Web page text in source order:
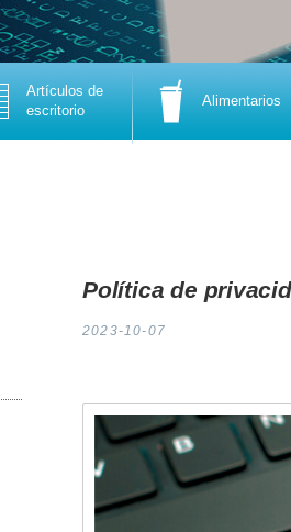
Artículos de
escritorio
Alimentarios
Política de
2023-10-07